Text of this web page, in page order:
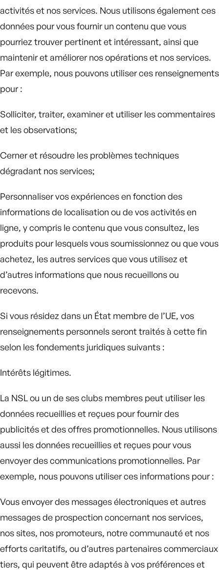
activités et nos services. Nous utilisons également ces
données pour vous fournir un contenu que vous
pourriez trouver pertinent et intéressant, ainsi que
maintenir et améliorer nos opérations et nos services.
Par exemple, nous pouvons utiliser ces renseignements
pour :
Solliciter, traiter, examiner et utiliser les commentaires
et les observations;
Cerner et résoudre les problèmes techniques
dégradant nos services;
Personnaliser vos expériences en fonction des
informations de localisation ou de vos activités en
ligne, y compris le contenu que vous consultez, les
produits pour lesquels vous soumissionnez ou que vous
achetez, les autres services que vous utilisez et
d’autres informations que nous recueillons ou
recevons.
Si vous résidez dans un État membre de l’UE, vos
renseignements personnels seront traités à cette fin
selon les fondements juridiques suivants :
Intérêts légitimes.
La NSL ou un de ses clubs membres peut utiliser les
données recueillies et reçues pour fournir des
publicités et des offres promotionnelles. Nous utilisons
aussi les données recueillies et reçues pour vous
envoyer des communications promotionnelles. Par
exemple, nous pouvons utiliser ces informations pour :
Vous envoyer des messages électroniques et autres
messages de prospection concernant nos services,
nos sites, nos promoteurs, notre communauté et nos
efforts caritatifs, ou d’autres partenaires commerciaux
tiers, qui peuvent être adaptés à vos préférences et